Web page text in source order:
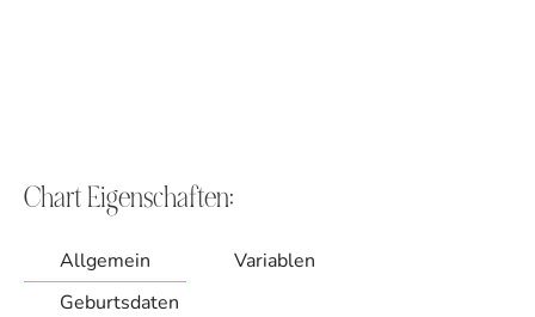
Chart Eigenschaften:
Allgemein
Variablen
Geburtsdaten